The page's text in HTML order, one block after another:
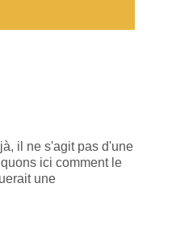
il ne s'agit pas d'une
ici comment le
une